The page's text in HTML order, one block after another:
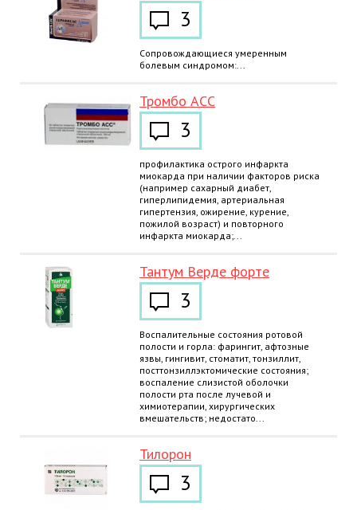
3
Сопровождающиеся умеренным
болевым синдромом:...
Тромбо АСС
3
профилактика острого инфаркта
миокарда при наличии факторов риска
(например сахарный диабет,
гиперлипидемия, артериальная
гипертензия, ожирение, курение,
пожилой возраст) и повторного
инфаркта миокарда;...
Тантум Верде форте
3
Воспалительные состояния ротовой
полости и горла: фарингит, афтозные
язвы, гингивит, стоматит, тонзиллит,
посттонзиллэктомические состояния;
воспаление слизистой оболочки
полости рта после лучевой и
химиотерапии, хирургических
вмешательств; недостато...
Тилорон
3